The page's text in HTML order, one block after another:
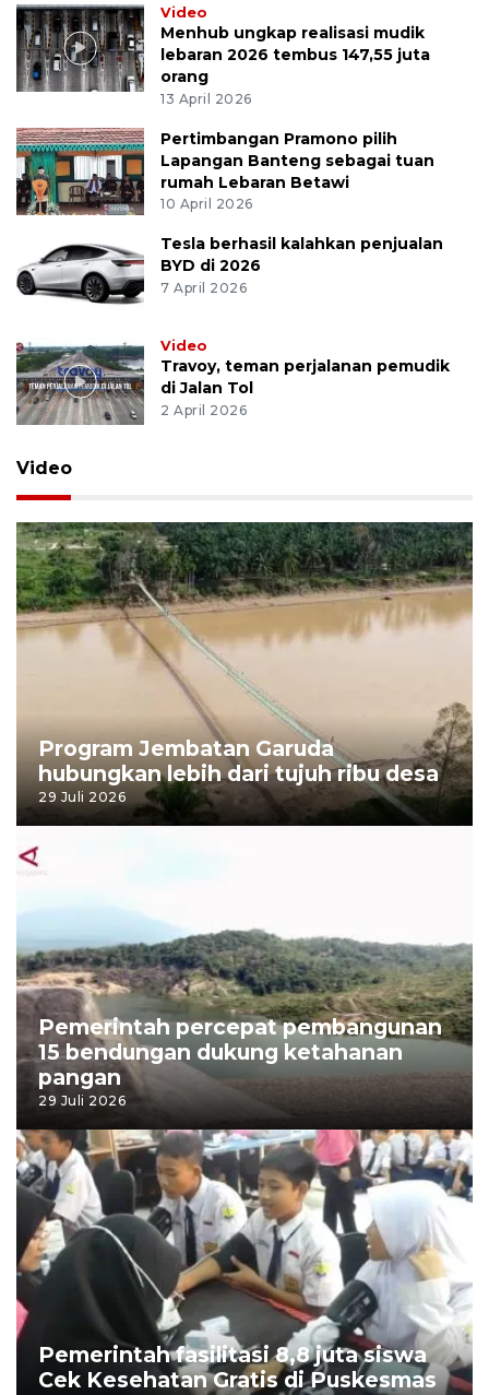
Video
Menhub ungkap realisasi mudik
lebaran 2026 tembus 147,55 juta
orang
13 April 2026
Pertimbangan Pramono pilih
Lapangan Banteng sebagai tuan
rumah Lebaran Betawi
10 April 2026
Tesla berhasil kalahkan penjualan
BYD di 2026
7 April 2026
Video
Travoy, teman perjalanan pemudik
di Jalan Tol
2 April 2026
Video
Program Jembatan Garuda
hubungkan lebih dari tujuh ribu desa
29 Juli 2026
Pemerintah percepat pembangunan
15 bendungan dukung ketahanan
pangan
29 Juli 2026
Pemerintah fasilitasi 8,8 juta siswa
Cek Kesehatan Gratis di Puskesmas